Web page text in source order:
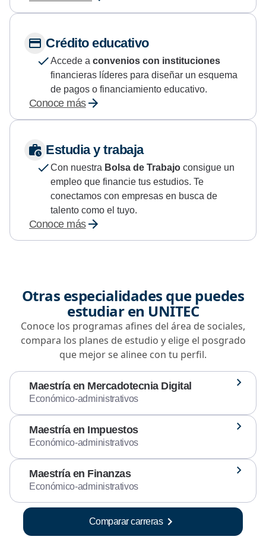
Crédito educativo
Accede a convenios con instituciones
financieras líderes para diseñar un esquema
de pagos o financiamiento educativo.
Conoce más
Estudia y trabaja
Con nuestra Bolsa de Trabajo consigue un
empleo que financie tus estudios. Te
conectamos con empresas en busca de
talento como el tuyo.
Conoce más
Otras especialidades que puedes
estudiar en UNITEC
Conoce los programas afines del área de sociales,
compara los planes de estudio y elige el posgrado
que mejor se alinee con tu perfil.
Maestría en Mercadotecnia Digital
Económico-administrativos
Maestría en Impuestos
Económico-administrativos
Maestría en Finanzas
Económico-administrativos
Comparar carreras